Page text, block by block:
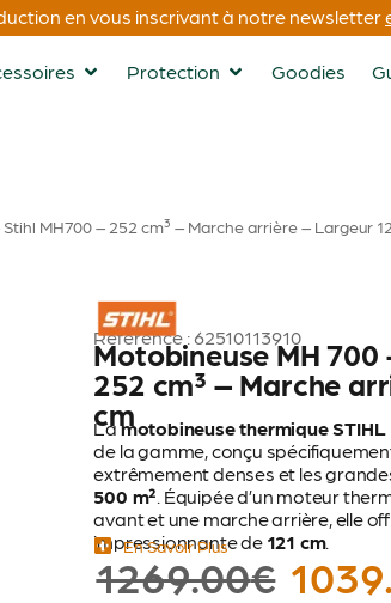
en vous inscrivant à notre newsletter
Protection Goodies
MH700 – 252 cm³ – Marche arrière – Largeur
STIHL
Référence : 62510113910
Motobineuse MH 700
252 cm³ – Marche
cm
Lamotobineuse thermique STIHL
de la gamme, conçu
extrêmement denses et les
500 m². Équipée d’un moteur
avant et une marche arrière, elle
impressionnante de 121 cm.
En Savoir Plus
1269.00€